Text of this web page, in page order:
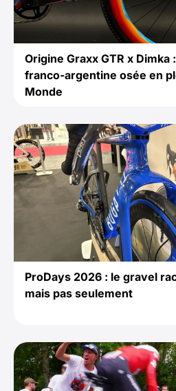
Origine Graxx GTR x
franco-argentine osée en
Monde
ProDays 2026 : le gravel
mais pas seulement